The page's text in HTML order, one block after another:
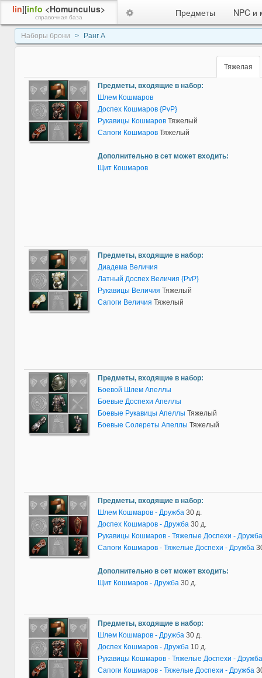
lin][info <Homunculus>
справочная база Предметы NPC и
Наборы брони Ранг A
Тяжелая
Предметы, входящие в набор:
Шлем Кошмаров
Доспех Кошмаров {PvP}
Рукавицы Кошмаров Тяжелый
Сапоги Кошмаров Тяжелый
Дополнительно в сет может входить:
Щит Кошмаров
Предметы, входящие в набор:
Диадема Величия
Латный Доспех Величия {PvP}
Рукавицы Величия Тяжелый
Сапоги Величия Тяжелый
Предметы, входящие в набор:
Боевой Шлем Апеллы
Боевые Доспехи Апеллы
Боевые Рукавицы Апеллы Тяжелый
Боевые Солереты Апеллы Тяжелый
Предметы, входящие в набор:
Шлем Кошмаров - Дружба 30 д.
Доспех Кошмаров - Дружба 30 д.
Рукавицы Кошмаров - Тяжелые Доспехи -
Сапоги Кошмаров - Тяжелые Доспехи - Дружба
Дополнительно в сет может входить:
Щит Кошмаров - Дружба 30 д.
Предметы, входящие в набор:
Шлем Кошмаров - Дружба 30 д.
Доспех Кошмаров - Дружба 10 д.
Рукавицы Кошмаров - Тяжелые Доспехи -
Сапоги Кошмаров - Тяжелые Доспехи - Дружба